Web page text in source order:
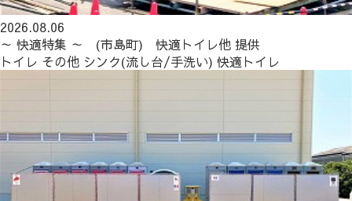
2026.08.06
～ 快適特集 ～ (市島町) 快適トイレ他 提供
トイレ その他 シンク(流し台/手洗い) 快適トイレ